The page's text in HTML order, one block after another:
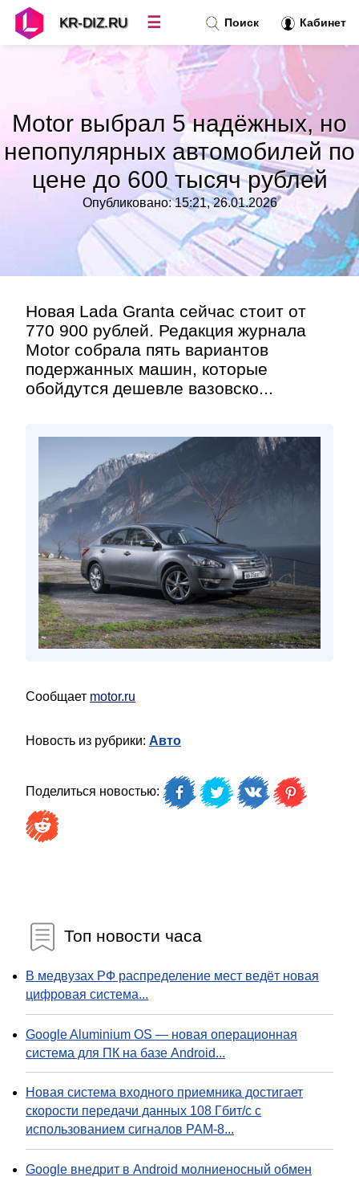
Motor выбрал 5 надёжных, но
непопулярных автомобилей по
цене до 600 тысяч рублей
Опубликовано: 15:21, 26.01.2026
Новая Lada Granta сейчас стоит от
770 900 рублей. Редакция журнала
Motor собрала пять вариантов
подержанных машин, которые
обойдутся дешевле вазовско...
Сообщает motor.ru
Новость из рубрики: Авто
Поделиться новостью:
Топ новости часа
В медвузах РФ распределение мест ведёт новая
цифровая система...
Google Aluminium OS — новая операционная
система для ПК на базе Android...
Новая система входного приемника достигает
скорости передачи данных 108 Гбит/с с
использованием сигналов PAM-8...
Google внедрит в Android молниеносный обмен
Поиск Кабинет
KR-DIZ.RU ☰
Топ новостей »
Рубрики»
»
Контакт»